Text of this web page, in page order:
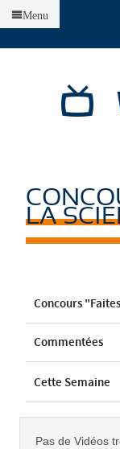
Menu
LA
Concours
Commentées
Cette Semaine
Pas de Vidéos